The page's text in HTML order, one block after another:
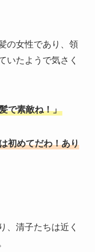
の女性であり、領
いたようで気さく
で素敵ね！」
初めてだわ！あり
、清子たちは近く